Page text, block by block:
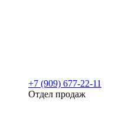
+7 (909) 677-22-11
Отдел продаж